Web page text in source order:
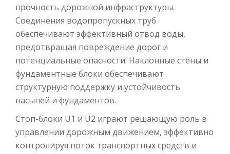
прочность дорожной инфраструктуры.
Соединения водопропускных труб
обеспечивают эффективный отвод воды,
предотвращая повреждение дорог и
потенциальные опасности. Наклонные стены и
фундаментные блоки обеспечивают
структурную поддержку и устойчивость
насыпей и фундаментов.
Стоп-блоки U1 и U2 играют решающую роль в
управлении дорожным движением, эффективно
контролируя поток транспортных средств и